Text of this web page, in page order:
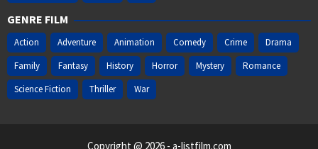
GENRE FILM
Action Adventure Animation Comedy Crime
Drama
Family
Fantasy History Horror Mystery
Romance
Science Fiction
Thriller War
Copyright @ 2026 - a-listfilm.com